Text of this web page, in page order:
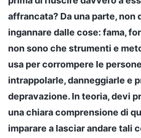
affrancata? Da una parte, non
ingannare dalle cose: fama,
non sono che strumenti e
usa per corrompere le
intrappolarle, danneggiarle e
depravazione. In teoria, devi
una chiara comprensione di
imparare a lasciar andare tali